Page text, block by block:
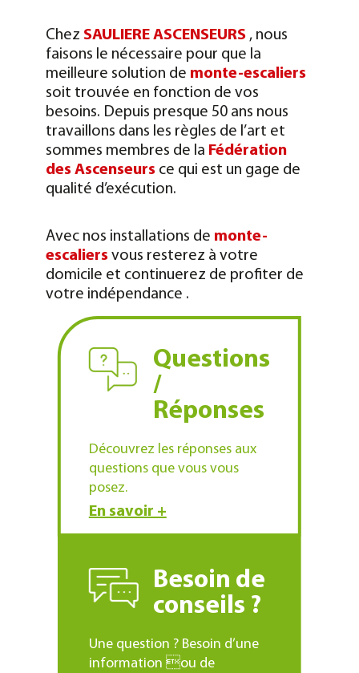
Chez SAULIERE ASCENSEURS , nous
faisons le nécessaire pour que la
meilleure solution de monte-escaliers
soit trouvée en fonction de vos
besoins. Depuis presque 50 ans nous
travaillons dans les règles de l’art et
sommes membres de la Fédération
des Ascenseurs ce qui est un gage de
qualité d’exécution.
Avec nos installations de monte-
escaliers vous resterez à votre
domicile et continuerez de profiter de
votre indépendance .
Questions
/
Réponses
Découvrez les réponses aux
questions que vous vous
posez.
En savoir +
Besoin de
conseils ?
Une question ? Besoin d’une
information ou de